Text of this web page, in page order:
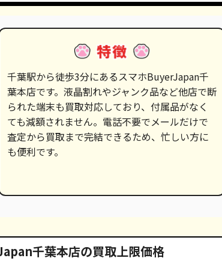
千葉駅から徒歩3分にあるスマホBuyerJapan千
葉本店です。液晶割れやジャンク品など他店で断
られた端末も買取対応しており、付属品がなく
ても減額されません。電話不要でメールだけで
査定から買取まで完結できるため、忙しい方に
も便利です。
千葉本店の買取上限価格